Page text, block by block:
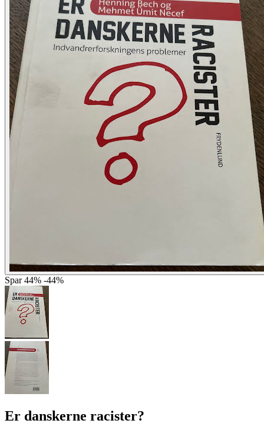
Spar 44% -44%
Er danskerne racister?